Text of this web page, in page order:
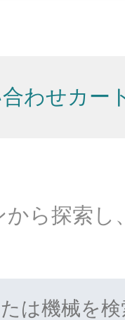
わせカー
から探索